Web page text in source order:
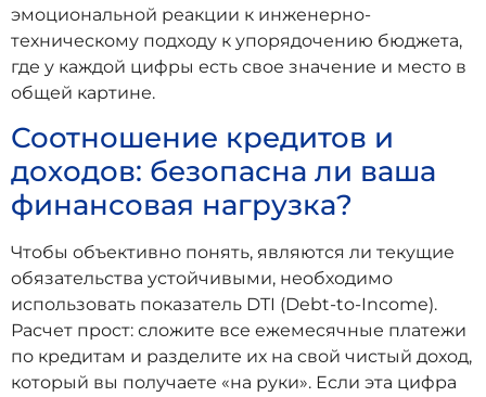
эмоциональной реакции к инженерно-
техническому подходу к упорядочению бюджета,
где у каждой цифры есть свое значение и место в
общей картине.
Соотношение кредитов и
доходов: безопасна ли ваша
финансовая нагрузка?
Чтобы объективно понять, являются ли текущие
обязательства устойчивыми, необходимо
использовать показатель DTI (Debt-to-Income).
Расчет прост: сложите все ежемесячные платежи
по кредитам и разделите их на свой чистый доход,
который вы получаете «на руки». Если эта цифра